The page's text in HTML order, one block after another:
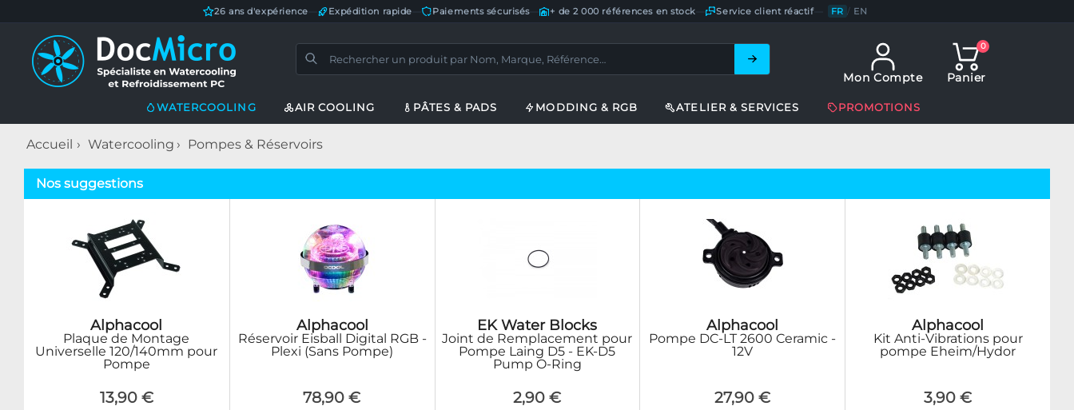
26 ans d'expérience Expédition rapide Paiements sécurisés— + de 2 000 références en stock Service client réactif— FR / EN
Mon Compte
0
Panier
WATERCOOLING AIR COOLING PÂTES & PADS MODDING & RGB ATELIER & SERVICES PROMOTIONS
Accueil Watercooling Pompes & Réservoirs
Nos suggestions
Alphacool
Plaque de Montage
Universelle 120/140mm pour
Pompe
13,90 €
Alphacool
Réservoir Eisball Digital RGB -
Plexi (Sans Pompe)
78,90 €
EK Water Blocks
Joint de Remplacement pour
Pompe Laing D5 - EK-D5
Pump O-Ring
2,90 €
Alphacool
Pompe DC-LT 2600 Ceramic -
12V
27,90 €
Alphacool
Kit Anti-Vibrations pour
pompe Eheim/Hydor
3,90 €